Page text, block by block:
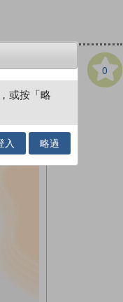
0
或按「略
入 略過